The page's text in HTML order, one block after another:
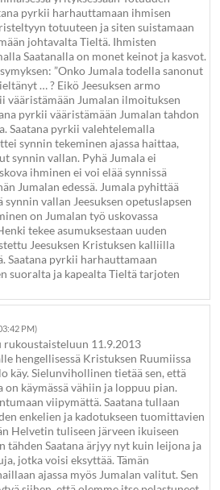
pyrkii harhauttamaan ihmisen
totuuteen ja siten suistamaan
johtavalta Tieltä. Ihmisten
Saatanalla on monet keinot ja kasvot.
”Onko Jumala todella sanonut
… ? Eikö Jeesuksen armo
vääristämään Jumalan ilmoituksen
pyrkii vääristämään Jumalan tahdon
Saatana pyrkii valehtelemalla
synnin tekeminen ajassa haittaa,
synnin vallan. Pyhä Jumala ei
ihminen ei voi elää synnissä
Jumalan edessä. Jumala pyhittää
synnin vallan Jeesuksen opetuslapsen
on Jumalan työ uskovassa
tekee asumuksestaan uuden
Jeesuksen Kristuksen kalliilla
Saatana pyrkii harhauttamaan
suoralta ja kapealta Tieltä tarjoten
PM)
11.9.2013
hengellisessä Kristuksen Ruumiissa
käy. Sielunvihollinen tietää sen, että
on käymässä vähiin ja loppuu pian.
viipymättä. Saatana tullaan
enkelien ja kadotukseen tuomittavien
Helvetin tuliseen järveen ikuiseen
tähden Saatana ärjyy nyt kuin leijona ja
jotka voisi eksyttää. Tämän
ajassa myös Jumalan valitut. Sen